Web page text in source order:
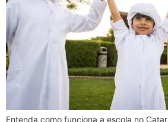
Entenda como funciona a escola no